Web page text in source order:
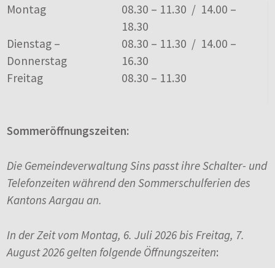
TagÖffnungszeiten
Montag
08.30 – 11.30 / 14.00 –
18.30
Dienstag –
Donnerstag
08.30 – 11.30 / 14.00 –
16.30
Freitag
08.30 – 11.30
Sommeröffnungszeiten:
Die Gemeindeverwaltung Sins passt ihre Schalter- und
Telefonzeiten während den Sommerschulferien des
Kantons Aargau an.
In der Zeit vom Montag, 6. Juli 2026 bis Freitag, 7.
August 2026 gelten folgende Öffnungszeiten: